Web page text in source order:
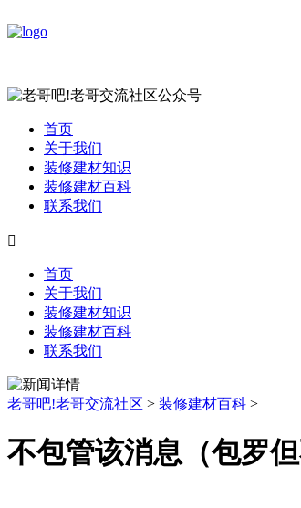
首页
关于我们
装修建材知识
装修建材百科
联系我们

首页
关于我们
装修建材知识
装修建材百科
联系我们
老哥吧!老哥交流社区 > 装修建材百科 >
不包管该消息（包罗